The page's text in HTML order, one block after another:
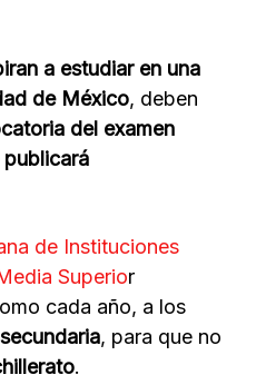
a estudiar en una
de México, deben
del examen
de Instituciones
Superior
cada año, a los
, para que no
.